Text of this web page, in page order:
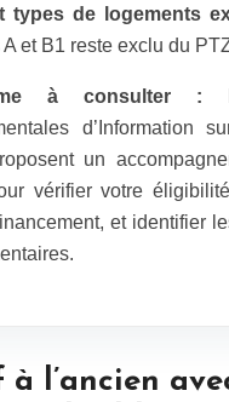
types de logements
et B1 reste exclu du
à consulter :
d’Information
un
vérifier votre
et identifier
à l’ancien